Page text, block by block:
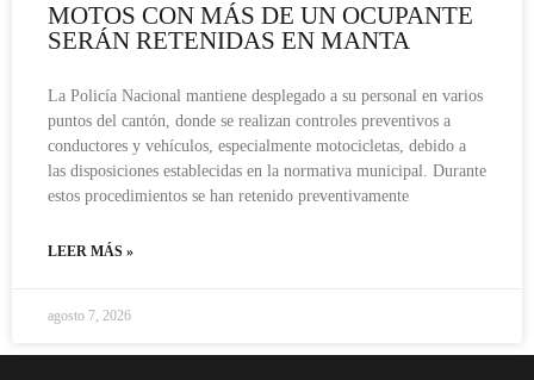
MOTOS CON MÁS DE UN OCUPANTE
SERÁN RETENIDAS EN MANTA
La Policía Nacional mantiene desplegado a su personal en varios
puntos del cantón, donde se realizan controles preventivos a
conductores y vehículos, especialmente motocicletas, debido a
las disposiciones establecidas en la normativa municipal. Durante
estos procedimientos se han retenido preventivamente
LEER MÁS »
agosto 7, 2026